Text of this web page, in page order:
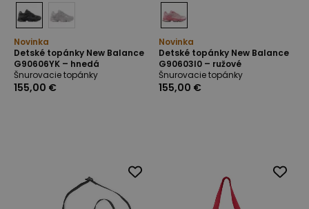
Novinka
Detské topánky New Balance
G90606YK – hnedá
Šnurovacie topánky
155,00 €
Novinka
Detské topánky New Balance
G90603I0 – ružové
Šnurovacie topánky
155,00 €